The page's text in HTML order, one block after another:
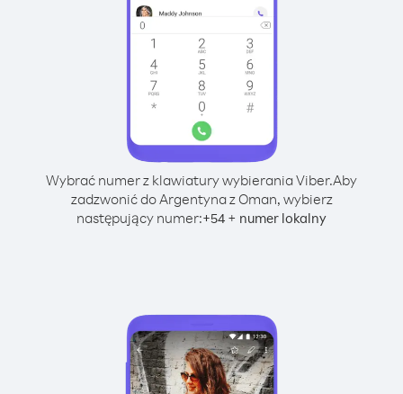
Wybrać numer z klawiatury wybierania Viber.Aby
zadzwonić do Argentyna z Oman, wybierz
następujący numer:+54 + numer lokalny